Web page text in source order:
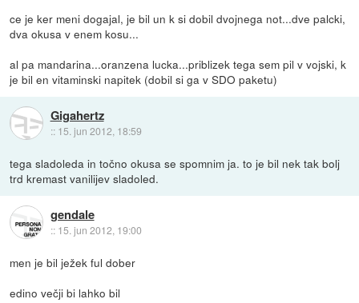
ce je ker meni dogajal, je bil un k si dobil dvojnega not...dve palcki,
dva okusa v enem kosu...
al pa mandarina...oranzena lucka...priblizek tega sem pil v vojski, k
je bil en vitaminski napitek (dobil si ga v SDO paketu)
Gigahertz
:: 15. jun 2012, 18:59
tega sladoleda in točno okusa se spomnim ja. to je bil nek tak bolj
trd kremast vanilijev sladoled.
gendale
:: 15. jun 2012, 19:00
men je bil ježek ful dober
edino večji bi lahko bil